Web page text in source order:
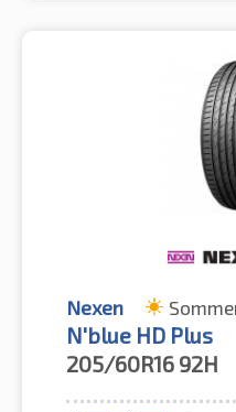
Nexen
N'blue HD Plus
205/60R16 92H